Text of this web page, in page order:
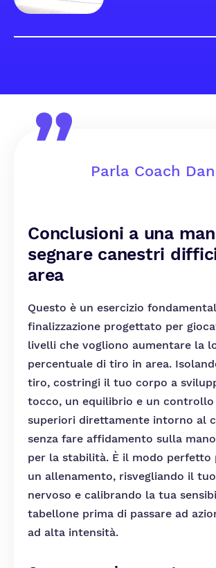
Parla Coach
Conclusioni a una
segnare canestri
area
Questo è un esercizio
finalizzazione progettato per
livelli che vogliono aumentare la
percentuale di tiro in area.
tiro, costringi il tuo corpo a
tocco, un equilibrio e un
superiori direttamente intorno al
senza fare affidamento sulla
per la stabilità. È il modo perfetto
un allenamento, risvegliando il
nervoso e calibrando la tua
tabellone prima di passare ad
ad alta intensità.